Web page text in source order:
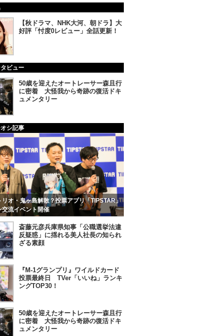
【秋ドラマ、NHK大河、朝ドラ】大
好評「忖度0レビュー」全話更新！
ビュー
50歳を迎えたオートレーサー森且行
に密着 大怪我から奇跡の復活ドキ
ュメンタリー
シ記事
リオ・鬼ヶ島解散？投票アプリ「TIPSTAR」
交流イベント開催
斎藤元彦兵庫県知事「公職選挙法違
反疑惑」に揺れる美人社長の知られ
ざる素顔
『M-1グランプリ』ワイルドカード
投票最終日 TVer「いいね」ランキ
ングTOP30！
50歳を迎えたオートレーサー森且行
に密着 大怪我から奇跡の復活ドキ
ュメンタリー